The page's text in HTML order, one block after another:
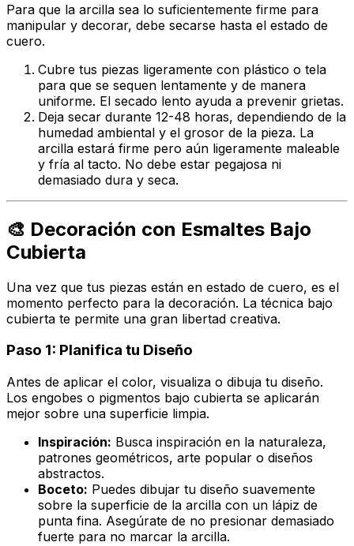
Para que la arcilla sea lo suficientemente firme para
manipular y decorar, debe secarse hasta el estado de
cuero.
Cubre tus piezas ligeramente con plástico o tela
para que se sequen lentamente y de manera
uniforme. El secado lento ayuda a prevenir grietas.
Deja secar durante 12-48 horas, dependiendo de la
humedad ambiental y el grosor de la pieza. La
arcilla estará firme pero aún ligeramente maleable
y fría al tacto. No debe estar pegajosa ni
demasiado dura y seca.
🎨 Decoración con Esmaltes Bajo
Cubierta
Una vez que tus piezas están en estado de cuero, es el
momento perfecto para la decoración. La técnica bajo
cubierta te permite una gran libertad creativa.
Paso 1: Planifica tu Diseño
Antes de aplicar el color, visualiza o dibuja tu diseño.
Los engobes o pigmentos bajo cubierta se aplicarán
mejor sobre una superficie limpia.
Inspiración: Busca inspiración en la naturaleza,
patrones geométricos, arte popular o diseños
abstractos.
Boceto: Puedes dibujar tu diseño suavemente
sobre la superficie de la arcilla con un lápiz de
punta fina. Asegúrate de no presionar demasiado
fuerte para no marcar la arcilla.